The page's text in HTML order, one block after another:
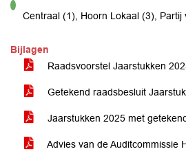
voorCentraal (1), Hoorn Lokaal (3),
Bijlagen
Raadsvoorstel Jaarstukken
Getekend raadsbesluit
Jaarstukken 2025 met
Advies van de Auditcommissie